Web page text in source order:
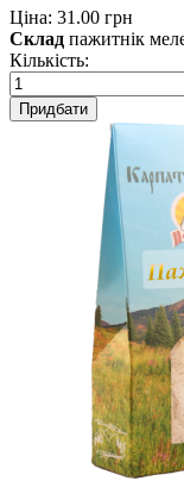
Ціна: 31.00 грн
Склад пажитнік
Кількість:
Придбати